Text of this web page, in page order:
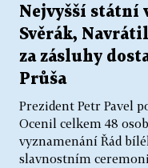
Nejvyšší státní
Svěrák,
za zásluhy
Průša
Prezident Petr Pavel
Ocenil celkem 48
vyznamenání Řád
slavnostním